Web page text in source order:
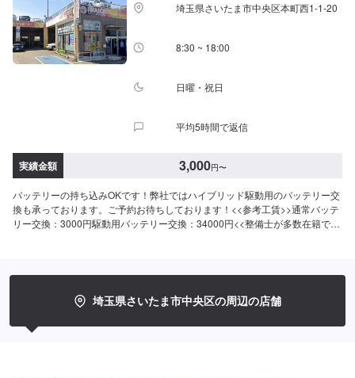
埼玉県さいたま市中央区本町西1-1-20
8:30 ~ 18:00
日曜・祝日
平均5時間で返信
実績金額 3,000円〜
バッテリーの持ち込みOKです！弊社ではハイブリッド駆動用のバッテリー交
換も承っております。ご予約お待ちしております！<<参考工賃>>通常バッテ
リー交換：3000円駆動用バッテリー交換：34000円<<整備士が多数在籍で安
埼玉県さいたま市中央区の周辺の店舗